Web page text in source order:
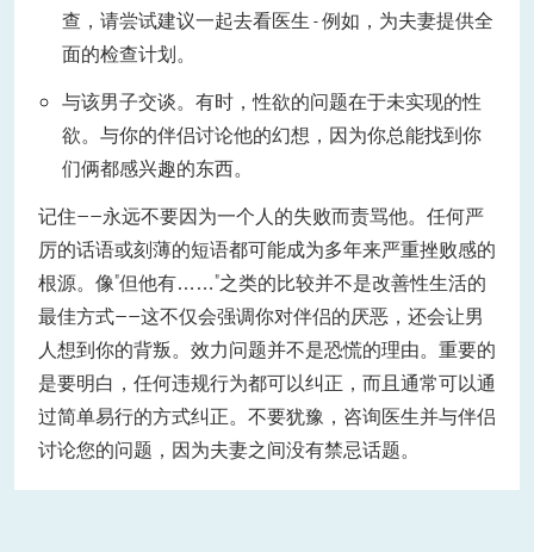
查，请尝试建议一起去看医生 - 例如，为夫妻提供全
面的检查计划。
与该男子交谈。有时，性欲的问题在于未实现的性
欲。与你的伴侣讨论他的幻想，因为你总能找到你
们俩都感兴趣的东西。
记住——永远不要因为一个人的失败而责骂他。任何严
厉的话语或刻薄的短语都可能成为多年来严重挫败感的
根源。像"但他有……"之类的比较并不是改善性生活的
最佳方式——这不仅会强调你对伴侣的厌恶，还会让男
人想到你的背叛。 效力问题并不是恐慌的理由。重要的
是要明白，任何违规行为都可以纠正，而且通常可以通
过简单易行的方式纠正。不要犹豫，咨询医生并与伴侣
讨论您的问题，因为夫妻之间没有禁忌话题。